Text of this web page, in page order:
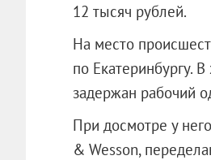
12 тысяч рублей.
На место
по Екатеринбургу.
задержан рабочий
При досмотре у
& Wesson,